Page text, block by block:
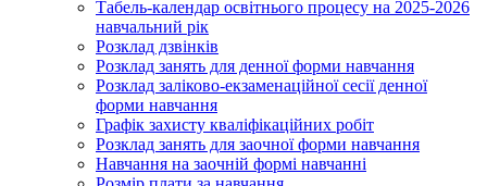
Табель-календар освітнього процесу на 2025-2026
навчальний рік
Розклад дзвінків
Розклад занять для денної форми навчання
Розклад заліково-екзаменаційної сесії денної
форми навчання
Графік захисту кваліфікаційних робіт
Розклад занять для заочної форми навчання
Навчання на заочній формі навчанні